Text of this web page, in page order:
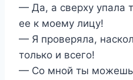
— Да, а сверху упала
ее к моему лицу!
— Я проверяла,
только и всего!
— Со мной ты можешь